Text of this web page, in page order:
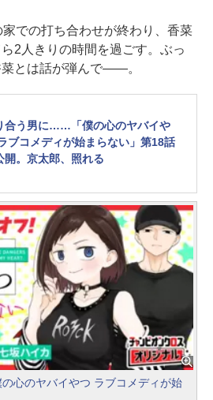
での打ち合わせが終わり、香菜
2人きりの時間を過ごす。ぶっ
とは話が弾んで――。
合う男に……「僕の心のヤバイや
ブコメディが始まらない」第18話
開。京太郎、照れる
心のヤバイやつ ラブコメディが始